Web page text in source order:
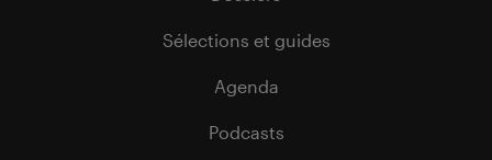
Sélections et guides
Agenda
Podcasts